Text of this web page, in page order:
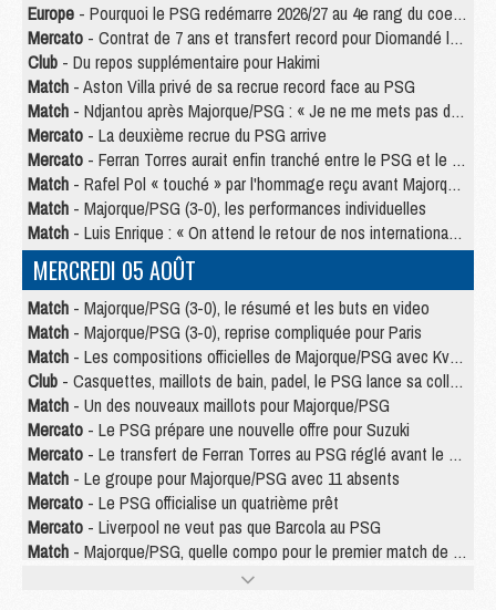
Europe - Pourquoi le PSG redémarre 2026/27 au 4e rang du coefficient UEFA
Mercato - Contrat de 7 ans et transfert record pour Diomandé loin du PSG
Club - Du repos supplémentaire pour Hakimi
Match - Aston Villa privé de sa recrue record face au PSG
Match - Ndjantou après Majorque/PSG : « Je ne me mets pas de plafond »
Mercato - La deuxième recrue du PSG arrive
Mercato - Ferran Torres aurait enfin tranché entre le PSG et le Barça
Match - Rafel Pol « touché » par l'hommage reçu avant Majorque/PSG
Match - Majorque/PSG (3-0), les performances individuelles
Match - Luis Enrique : « On attend le retour de nos internationaux »
MERCREDI 05 AOÛT
Match - Majorque/PSG (3-0), le résumé et les buts en video
Match - Majorque/PSG (3-0), reprise compliquée pour Paris
Match - Les compositions officielles de Majorque/PSG avec Kvara et de nombreux jeunes
Club - Casquettes, maillots de bain, padel, le PSG lance sa collection été
Match - Un des nouveaux maillots pour Majorque/PSG
Mercato - Le PSG prépare une nouvelle offre pour Suzuki
Mercato - Le transfert de Ferran Torres au PSG réglé avant le 12 août ?
Match - Le groupe pour Majorque/PSG avec 11 absents
Mercato - Le PSG officialise un quatrième prêt
Mercato - Liverpool ne veut pas que Barcola au PSG
Match - Majorque/PSG, quelle compo pour le premier match de la saison 2026/27 ?